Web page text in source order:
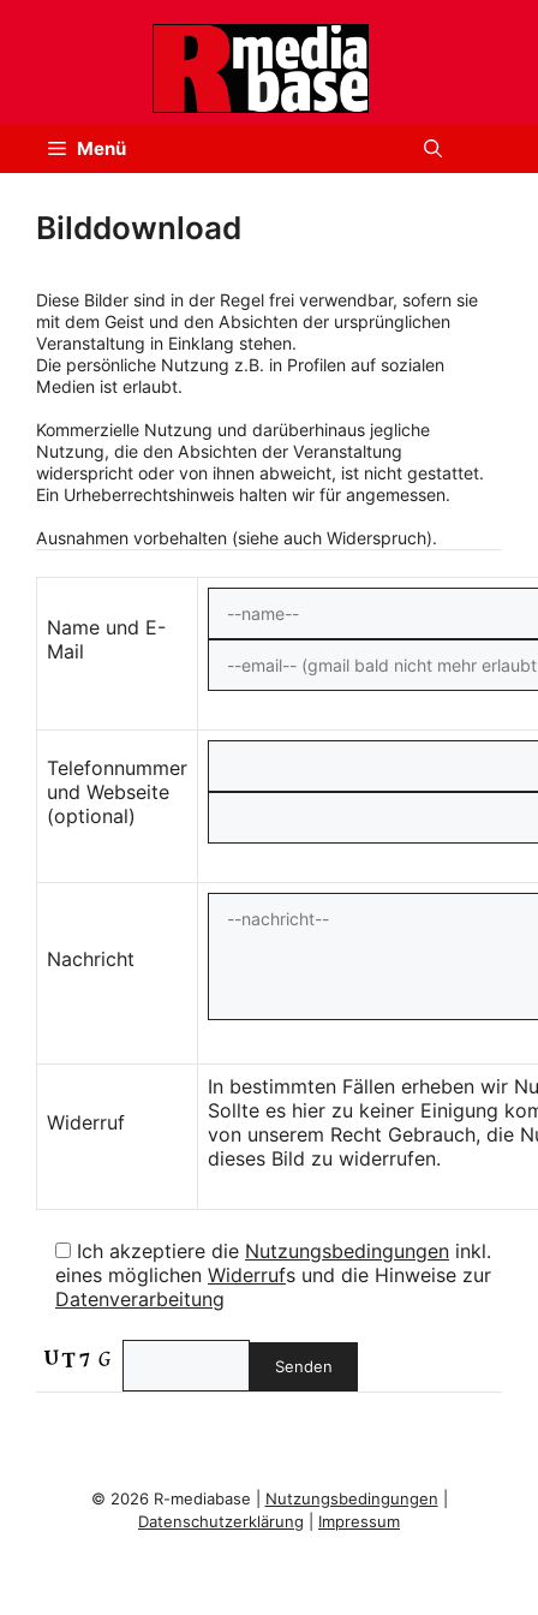
Menü
Bilddownload
Diese Bilder sind in der Regel frei verwendbar, sofern sie
mit dem Geist und den Absichten der ursprünglichen
Veranstaltung in Einklang stehen.
Die persönliche Nutzung z.B. in Profilen auf sozialen
Medien ist erlaubt.
Kommerzielle Nutzung und darüberhinaus jegliche
Nutzung, die den Absichten der Veranstaltung
widerspricht oder von ihnen abweicht, ist nicht gestattet.
Ein Urheberrechtshinweis halten wir für angemessen.
Ausnahmen vorbehalten (siehe auch Widerspruch).
Name und E-
Mail
Telefonnummer
und Webseite
(optional)
Nachricht
Widerruf
In bestimmten Fällen erheben wir
Sollte es hier zu keiner Einigung
von unserem Recht Gebrauch, die
dieses Bild zu widerrufen.
Ich akzeptiere die Nutzungsbedingungen inkl.
eines möglichen Widerrufs und die Hinweise zur
Datenverarbeitung
© 2026 R-mediabase | Nutzungsbedingungen
Datenschutzerklärung
Impressum